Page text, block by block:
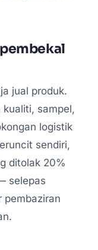
jual produk.
sampel,
logistik
sendiri,
ditolak 20%
selepas
pembaziran